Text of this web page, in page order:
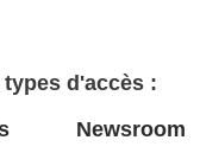
types d'accès :
Newsroom